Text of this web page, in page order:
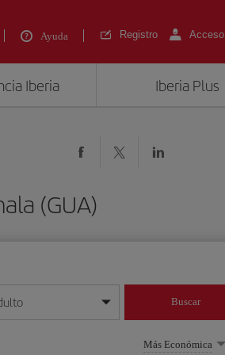
Ayuda Registro Acceso
Iberia Iberia Plus
(GUA)
mes/año
Buscar
Más Económica